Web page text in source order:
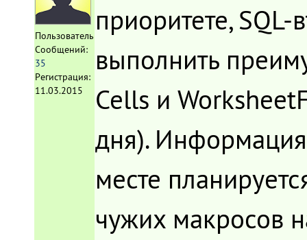
Пользователь
Сообщений:
35
Регистрация:
11.03.2015
приоритете,
выполнить
Cells и
дня).
месте
чужих макросов